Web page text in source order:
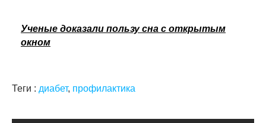
Ученые доказали пользу сна с открытым
окном
Теги : диабет, профилактика